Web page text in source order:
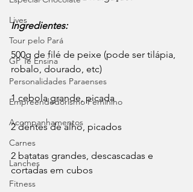
Lives
Tour pelo Pará
GP Te Ensina
Personalidades Paraenses
Empreendedorismo Feminino
Acompanhamentos
Carnes
Lanches
Fitness
Ingredientes:
500g de filé de peixe (pode ser tilápia,
robalo, dourado, etc)
1 cebola grande, picada
2 dentes de alho, picados
2 batatas grandes, descascadas e
cortadas em cubos